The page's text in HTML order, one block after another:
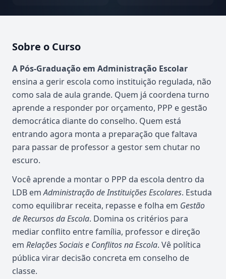
Sobre o Curso
Atualizado em abril de 2026
A Pós-Graduação em Administração Escolar
ensina a gerir escola como instituição regulada, não
como sala de aula grande. Quem já coordena turno
aprende a responder por orçamento, PPP e gestão
democrática diante do conselho. Quem está
entrando agora monta a preparação que faltava
para passar de professor a gestor sem chutar no
escuro.
Você aprende a montar o PPP da escola dentro da
LDB emAdministração de Instituições Escolares. Estuda
como equilibrar receita, repasse e folha em Gestão
de Recursos da Escola. Domina os critérios para
mediar conflito entre família, professor e direção
em Relações Sociais e Conflitos na Escola. Vê política
pública virar decisão concreta em conselho de
classe.